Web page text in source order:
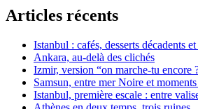
Articles récents
Istanbul : cafés, desserts décadents
Ankara, au-delà des clichés
Izmir, version “on marche-tu encore
Samsun, entre mer Noire et
Istanbul, première escale : entre